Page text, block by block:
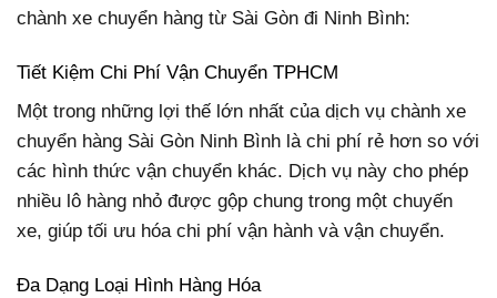
chành xe chuyển hàng từ Sài Gòn đi Ninh Bình:
Tiết Kiệm Chi Phí Vận Chuyển TPHCM
Một trong những lợi thế lớn nhất của dịch vụ chành xe
chuyển hàng Sài Gòn Ninh Bình là chi phí rẻ hơn so với
các hình thức vận chuyển khác. Dịch vụ này cho phép
nhiều lô hàng nhỏ được gộp chung trong một chuyến
xe, giúp tối ưu hóa chi phí vận hành và vận chuyển.
Đa Dạng Loại Hình Hàng Hóa